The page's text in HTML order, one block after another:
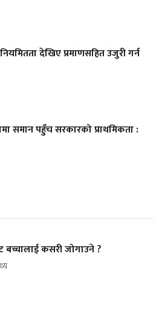
देखिए प्रमाणसहित उजुरी गर्न
समान पहुँच सरकारको प्राथमिकता :
बच्चालाई कसरी जोगाउने ?